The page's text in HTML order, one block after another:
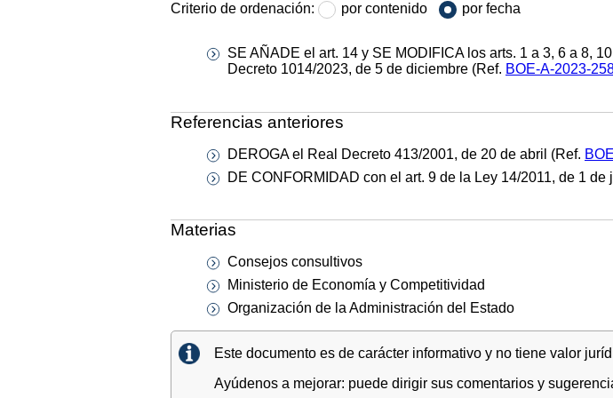
Criterio de ordenación: por contenido por fecha
SE AÑADE el art. 14 y SE MODIFICA los arts. 1 a 3, 6 a 8,
Decreto 1014/2023, de 5 de diciembre (Ref. BOE-A-2023-
Referencias anteriores
DEROGA el Real Decreto 413/2001, de 20 de abril (Ref.
DE CONFORMIDAD con el art. 9 de la Ley 14/2011, de 1 de
Materias
Consejos consultivos
Ministerio de Economía y Competitividad
Organización de la Administración del Estado
Este documento es de carácter informativo y no tiene valor
Ayúdenos a mejorar: puede dirigir sus comentarios y